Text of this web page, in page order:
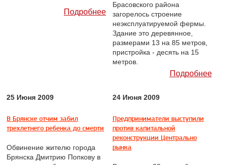
Подробнее
Брасовского района
загорелось строение
неэксплуатируемой фермы.
Здание это деревянное,
размерами 13 на 85 метров,
пристройка - десять на 15
метров.
Подробнее
25 Июня 2009
В Брянске отчим забил
трехлетнего ребенка до смерти
Обвинение жителю города
Брянска Дмитрию Попкову в
24 Июня 2009
Предприниматели выступили
против капитальной
реконструкции Центрально
рынка